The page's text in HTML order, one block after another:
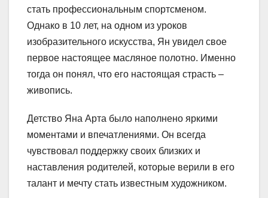
стать профессиональным спортсменом.
Однако в 10 лет, на одном из уроков
изобразительного искусства, Ян увидел свое
первое настоящее масляное полотно. Именно
тогда он понял, что его настоящая страсть –
живопись.
Детство Яна Арта было наполнено яркими
моментами и впечатлениями. Он всегда
чувствовал поддержку своих близких и
наставления родителей, которые верили в его
талант и мечту стать известным художником.